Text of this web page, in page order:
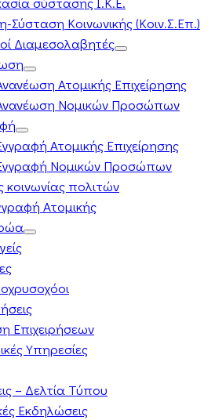
Σύσταση Κοινωνικής (Κοιν.Σ.Επ.)
Διαμεσολαβητές
Ατομικής Επιχείρησης
Νομικών Προσώπων
Ατομικής Επιχείρησης
Νομικών Προσώπων
κοινωνίας πολιτών
Ατομικής
Επιχειρήσεων
Υπηρεσίες
– Δελτία Τύπου
Εκδηλώσεις